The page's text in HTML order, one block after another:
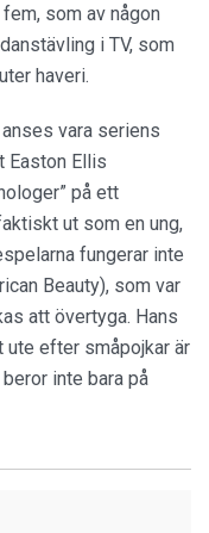
som av någon
i TV, som
haveri.
vara seriens
Easton Ellis
på ett
ut som en ung,
fungerar inte
Beauty), som var
att övertyga. Hans
efter småpojkar är
inte bara på